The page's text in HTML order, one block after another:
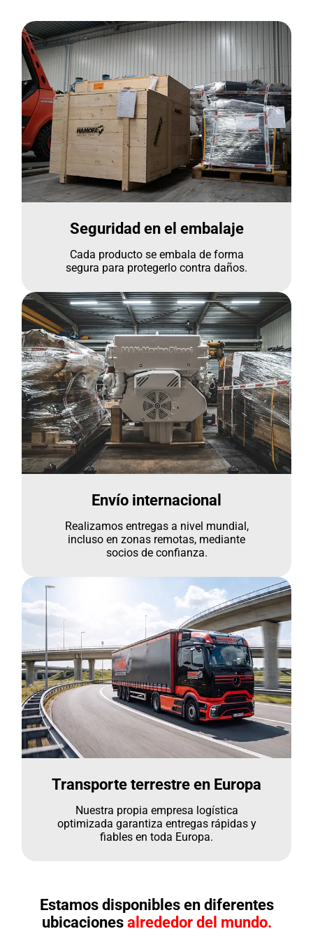
Seguridad en el embalaje
Cada producto se embala de forma
segura para protegerlo contra daños.
Envío internacional
Realizamos entregas a nivel mundial,
incluso en zonas remotas, mediante
socios de confianza.
Transporte terrestre en Europa
Nuestra propia empresa logística
optimizada garantiza entregas rápidas y
fiables en toda Europa.
Estamos disponibles en diferentes
ubicaciones alrededor del mundo.